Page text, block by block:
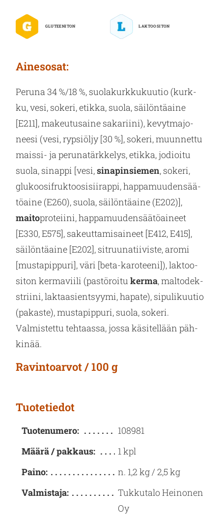
GLUTEENITON LAKTOOSITON
Ai­nes­osat:
Pe­ru­na 34 %/18 %, suo­la­kurk­ku­kuu­tio (kurk­
ku, vesi, so­ke­ri, etik­ka, suola, säi­lön­tä­ai­ne
[E211], ma­keu­tusai­ne sa­ka­rii­ni), ke­vyt­ma­jo­
nee­si (vesi, ryp­siöl­jy [30 %], so­ke­ri, muun­net­tu
mais­si- ja pe­ru­na­tärk­ke­lys, etik­ka, jo­dioi­tu
suola, si­nap­pi [vesi,si­na­pin­sie­men, so­ke­ri,
glu­koo­sifruk­too­si­sii­rap­pi, hap­pa­muu­den­sää­
tö­ai­ne (E260), suola, säi­lön­tä­ai­ne (E202)],
maitopro­teii­ni, hap­pa­muu­den­sää­tö­ai­neet
[E330, E575], sa­keut­ta­mi­sai­neet [E412, E415],
säi­lön­tä­ai­ne [E202], sit­ruu­na­tii­vis­te, aromi
[mus­ta­pip­pu­ri], väri [be­ta-ka­ro­tee­ni]), lak­too­
si­ton ker­ma­vii­li (pas­tö­roi­tukerma, mal­to­dek­
strii­ni, lak­taa­sient­syy­mi, ha­pa­te), si­pu­li­kuu­tio
(pa­kas­te), mus­ta­pip­pu­ri, suola, so­ke­ri.
Val­mis­tet­tu teh­taas­sa, jossa kä­si­tel­lään päh­
ki­nää.
Ravintoarvot / 100 g
Tuotetiedot
Tuotenumero:
108981
Määrä / pakkaus:
1 kpl
Paino:
n. 1,2 kg / 2,5 kg
Valmistaja:
Tukkutalo Heinonen
Oy